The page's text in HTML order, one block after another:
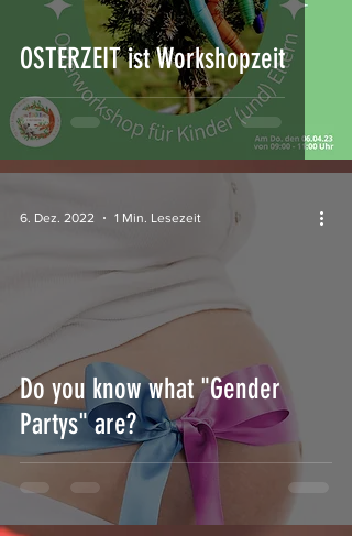
OSTERZEIT ist Workshopzeit
Do you know what "Gender
Partys" are?
6. Dez. 2022 1 Min. Lesezeit